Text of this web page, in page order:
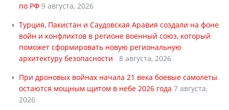
по РФ 9 августа, 2026
Турция, Пакистан и Саудовская Аравия создали на фоне
войн и конфликтов в регионе военный союз, который
поможет сформировать новую региональную
архитектуру безопасности
8 августа, 2026
При дроновых войнах начала 21 века боевые самолеты
остаются мощным щитом в небе 2026 года 7 августа,
2026